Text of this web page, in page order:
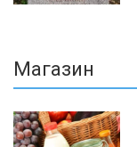
Магазин